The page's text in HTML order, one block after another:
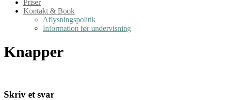
Priser
Kontakt & Book
Aflysningspolitik
Information før undervisning
Knapper
Skriv et svar